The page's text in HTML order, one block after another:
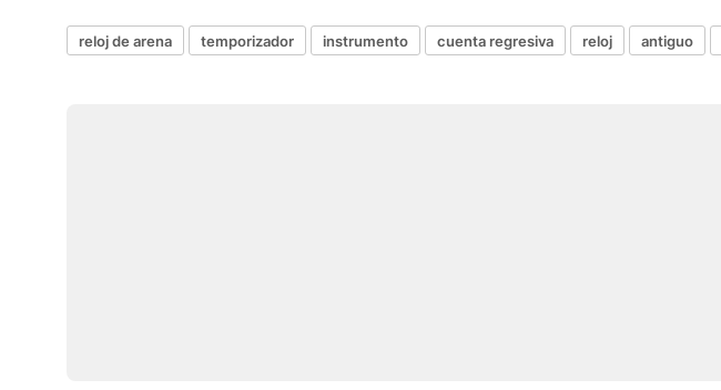
reloj de arena temporizador instrumento cuenta regresiva reloj antiguo